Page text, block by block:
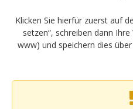
Klicken Sie hierfür zuerst auf
setzen“, schreiben dann
www) und speichern dies